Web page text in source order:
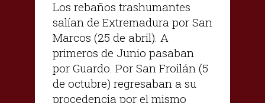
Los rebaños trashumantes
salían de Extremadura por San
Marcos (25 de abril). A
primeros de Junio pasaban
por Guardo. Por San Froilán (5
de octubre) regresaban a su
procedencia por el mismo